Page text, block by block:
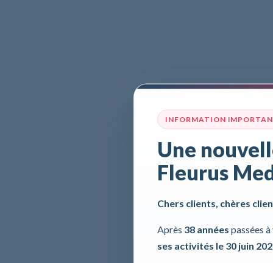
INFORMATION
Une
Fleurus
Chers clients, chères
Après 38 années passées
ses activités le 30 juin